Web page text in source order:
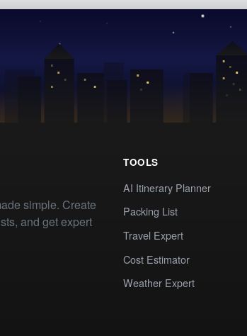
simple. Create
and get expert
TOOLS
AI Itinerary Planner
Packing List
Travel Expert
Cost Estimator
Weather Expert